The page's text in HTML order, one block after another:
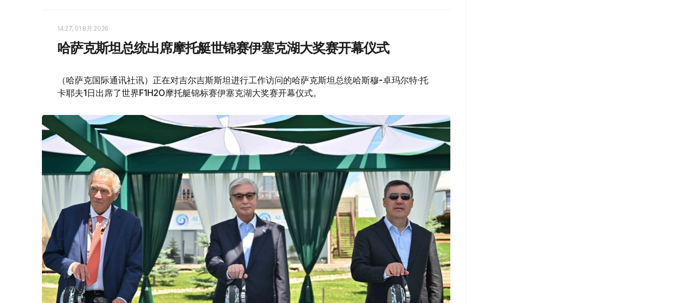
14:27, 01 8月 2026
哈萨克斯坦总统出席摩托艇世锦赛伊塞克湖大奖赛开幕仪式
（哈萨克国际通讯社讯）正在对吉尔吉斯斯坦进行工作访问的哈萨克斯坦总统哈斯穆-卓玛尔特·托
卡耶夫1日出席了世界F1H2O摩托艇锦标赛伊塞克湖大奖赛开幕仪式。